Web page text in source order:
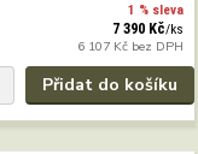
1 % sleva
7 390 Kč/ks
6 107 Kč bez DPH
Přidat do košíku